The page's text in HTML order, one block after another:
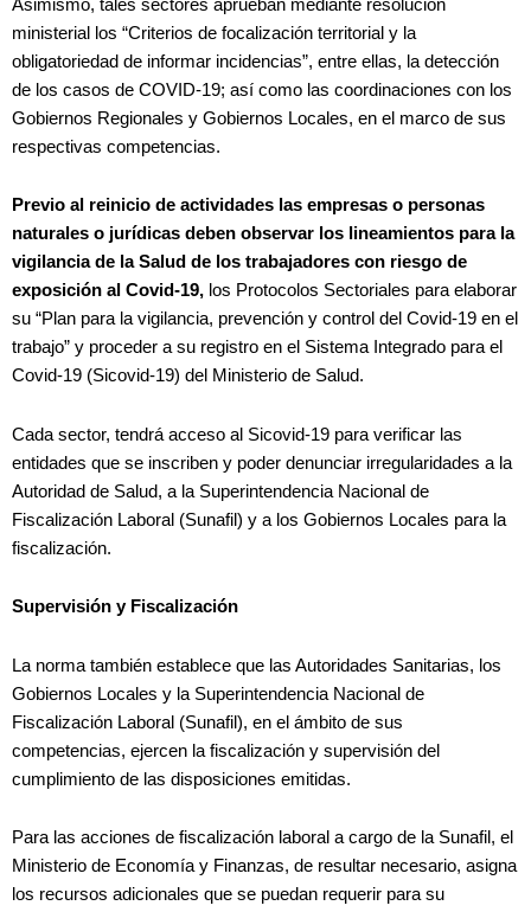
Asimismo, tales sectores aprueban mediante resolución
ministerial los “Criterios de focalización territorial y la
obligatoriedad de informar incidencias”, entre ellas, la detección
de los casos de COVID-19; así como las coordinaciones con los
Gobiernos Regionales y Gobiernos Locales, en el marco de sus
respectivas competencias.
Previo al reinicio de actividades las empresas o personas
naturales o jurídicas deben observar los lineamientos para la
vigilancia de la Salud de los trabajadores con riesgo de
exposición al Covid-19, los Protocolos Sectoriales para elaborar
su “Plan para la vigilancia, prevención y control del Covid-19 en el
trabajo” y proceder a su registro en el Sistema Integrado para el
Covid-19 (Sicovid-19) del Ministerio de Salud.
Cada sector, tendrá acceso al Sicovid-19 para verificar las
entidades que se inscriben y poder denunciar irregularidades a la
Autoridad de Salud, a la Superintendencia Nacional de
Fiscalización Laboral (Sunafil) y a los Gobiernos Locales para la
fiscalización.
Supervisión y Fiscalización
La norma también establece que las Autoridades Sanitarias, los
Gobiernos Locales y la Superintendencia Nacional de
Fiscalización Laboral (Sunafil), en el ámbito de sus
competencias, ejercen la fiscalización y supervisión del
cumplimiento de las disposiciones emitidas.
Para las acciones de fiscalización laboral a cargo de la Sunafil, el
Ministerio de Economía y Finanzas, de resultar necesario, asigna
los recursos adicionales que se puedan requerir para su